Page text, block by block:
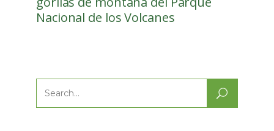
Nacional de los Volcanes
Search